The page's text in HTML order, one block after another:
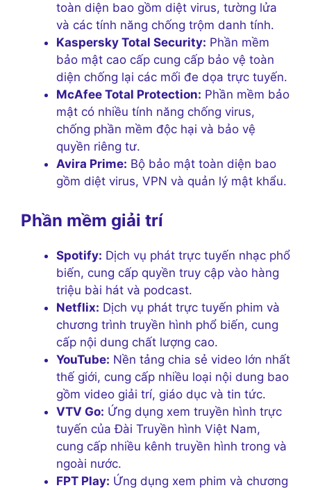
toàn diện bao gồm diệt virus, tường lửa
và các tính năng chống trộm danh tính.
Kaspersky Total Security: Phần mềm
bảo mật cao cấp cung cấp bảo vệ toàn
diện chống lại các mối đe dọa trực tuyến.
McAfee Total Protection: Phần mềm bảo
mật có nhiều tính năng chống virus,
chống phần mềm độc hại và bảo vệ
quyền riêng tư.
Avira Prime: Bộ bảo mật toàn diện bao
gồm diệt virus, VPN và quản lý mật khẩu.
Phần mềm giải trí
Spotify: Dịch vụ phát trực tuyến nhạc phổ
biến, cung cấp quyền truy cập vào hàng
triệu bài hát và podcast.
Netflix: Dịch vụ phát trực tuyến phim và
chương trình truyền hình phổ biến, cung
cấp nội dung chất lượng cao.
YouTube: Nền tảng chia sẻ video lớn nhất
thế giới, cung cấp nhiều loại nội dung bao
gồm video giải trí, giáo dục và tin tức.
VTV Go: Ứng dụng xem truyền hình trực
tuyến của Đài Truyền hình Việt Nam,
cung cấp nhiều kênh truyền hình trong và
ngoài nước.
FPT Play: Ứng dụng xem phim và chương